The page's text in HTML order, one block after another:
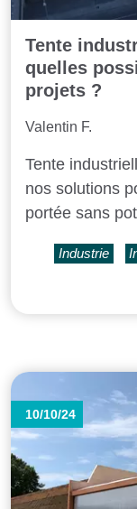
Tente
quelles
projets ?
Valentin F.
Tente
nos solutions
portée sans
Industrie
10/10/24